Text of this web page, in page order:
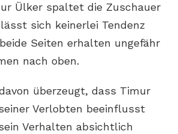
Ülker spaltet die Zuschauer
sich keinerlei Tendenz
Seiten erhalten ungefähr
nach oben.
überzeugt, dass Timur
Verlobten beeinflusst
Verhalten absichtlich